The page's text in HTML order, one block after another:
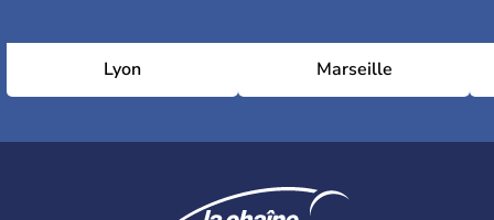
Lyon Marseille